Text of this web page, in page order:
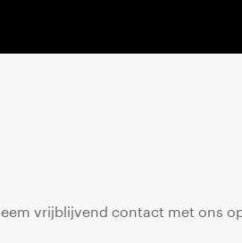
vrijblijvend contact met ons